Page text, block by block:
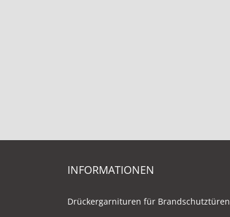
INFORMATIONEN
Drückergarnituren für Brandschutztüren